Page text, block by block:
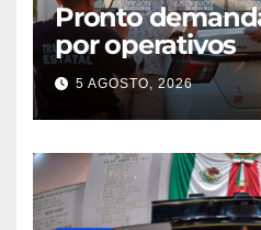
Pronto
por operativos
5 AGOSTO, 2026